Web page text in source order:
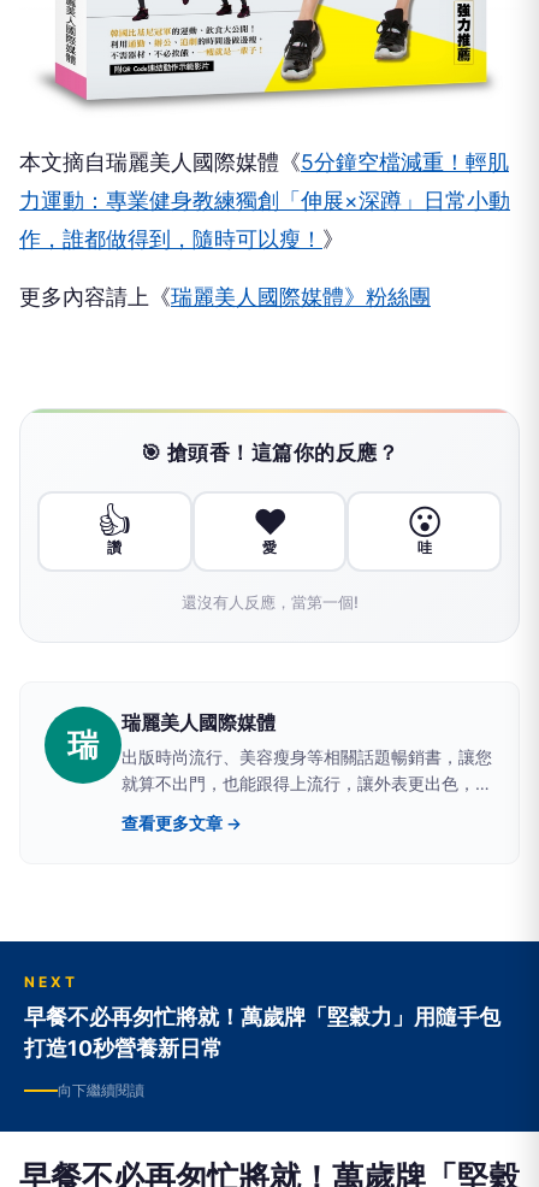
本文摘自瑞麗美人國際媒體《5分鐘空檔減重！輕肌
力運動：專業健身教練獨創「伸展×深蹲」日常小動
作，誰都做得到，隨時可以瘦！ 》
更多內容請上《瑞麗美人國際媒體》粉絲團
🎯 搶頭香！這篇你的反應？
👍
讚
❤️
愛
😮
哇
還沒有人反應，當第一個!
瑞
瑞麗美人國際媒體
出版時尚流行、美容瘦身等相關話題暢銷書，讓您
就算不出門，也能跟得上流行，讓外表更出色，增
加內涵和深度，全身上下由內而外的散發自信美
麗!
查看更多文章 →
NEXT
早餐不必再匆忙將就！萬歲牌「堅穀力」用隨手包
打造10秒營養新日常
向下繼續閱讀
早餐不必再匆忙將就！萬歲牌「堅穀